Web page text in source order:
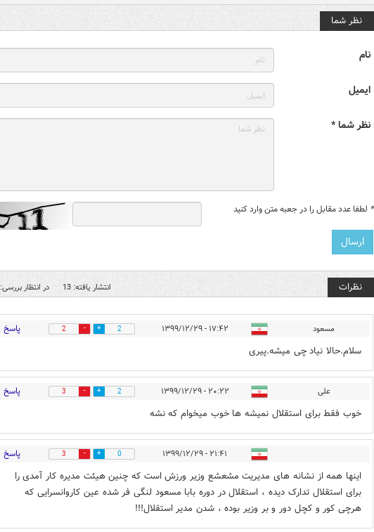
نظر شما
نام
ایمیل
نظر شما *
* لطفا عدد مقابل را در جعبه متن وارد کنید
نظرات انتشار یافته: 13 در انتظار بررسی: 0
مسعود ۱۷:۴۲ - ۱۳۹۹/۱۲/۲۹ 2
2 پاسخ
سلام.حالا نیاد چی میشه.پیری
علی ۲۰:۲۲ - ۱۳۹۹/۱۲/۲۹ 2
3 پاسخ
خوب فقط برای استقلال نمیشه ها خوب میخوام که نشه
۲۱:۴۱ - ۱۳۹۹/۱۲/۲۹ 0
3 پاسخ
اینها همه از نشانه های مدیریت مشعشع وزیر ورزش است که چنین هیئت مدیره کار آمدی را
برای استقلال تدارک دیده ، استقلال در دوره بابا مسعود لنگی فر شده عین کاروانسرایی که
هرچی کور و کچل دور و بر وزیر بوده ، شدن مدیر استقلال!!!